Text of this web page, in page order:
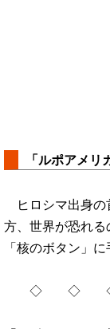
「ルポアメ
ヒロシマ出身の
方、世界が恐れ
「核のボタン」
◇ ◇